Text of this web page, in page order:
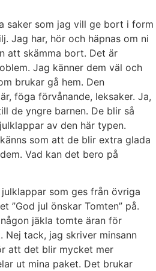
saker som jag vill ge bort i form
Jag har, hör och häpnas om ni
att skämma bort. Det är
Jag känner dem väl och
brukar gå hem. Den
föga förvånande, leksaker. Ja,
de yngre barnen. De blir så
av den här typen.
som att de blir extra glada
Vad kan det bero på
som ges från övriga
”God jul önskar Tomten” på.
jäkla tomte äran för
Nej tack, jag skriver minsann
att det blir mycket mer
ut mina paket. Det brukar